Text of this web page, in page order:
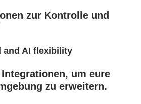
zur Kontrolle und
and AI flexibility
um eure
zu erweitern.